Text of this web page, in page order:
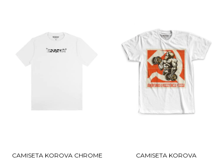
CAMISETA KOROVA CHROME CAMISETA KOROVA